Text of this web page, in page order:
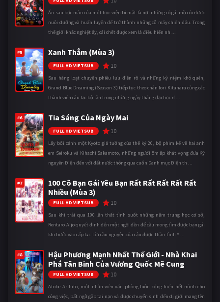
Ẩn sau bức màn của một học viện bí mật là nơi những cô gái mồ côi được
nuôi dưỡng và huấn luyện để trở thành những cỗ máy chiến đấu. Trong
thế giới khắc nghiệt ấy, cái chết được xem là điều hiển nh ...
#5 Xanh Thẳm (Mùa 3)
FULL HD VIETSUB 10
Sau hàng loạt chuyến phiêu lưu điên rồ và những kỷ niệm khó quên,
Grand Blue Dreaming (Season 3) tiếp tục theo chân Iori Kitahara cùng các
thành viên câu lạc bộ lặn trong những ngày tháng đại học đ ...
#6 Tia Sáng Của Ngày Mai
FULL HD VIETSUB 10
Lấy bối cảnh một Kyoto giả tưởng của thế kỷ 20, bộ phim kể về hai anh
em Seiroku và Kihachi Sakamoto, những người ôm ấp khát vọng đưa Kỷ
nguyên Điện đến với đất nước thông qua cuốn Danh mục Điện th ...
#7
100 Cô Bạn Gái Yêu Bạn Rất Rất Rất Rất Rất
Nhiều (Mùa 3)
FULL HD VIETSUB 10
Sau khi trải qua 100 lần thất tình suốt những năm trung học cơ sở,
Rentaro Aijo quyết định đến một ngôi đền để cầu mong tìm được bạn gái
khi bước vào cấp ba. Lời cầu nguyện của cậu được Thần Tình Y ...
#8
Hậu Phương Mạnh Nhất Thế Giới - Nhà Khai
Phá Tân Binh Của Vương Quốc Mê Cung
FULL HD VIETSUB 10
Atobe Arihito, một nhân viên văn phòng luôn cống hiến hết mình cho
công việc, bất ngờ gặp tai nạn và được chuyển sinh đến dị giới mang tên